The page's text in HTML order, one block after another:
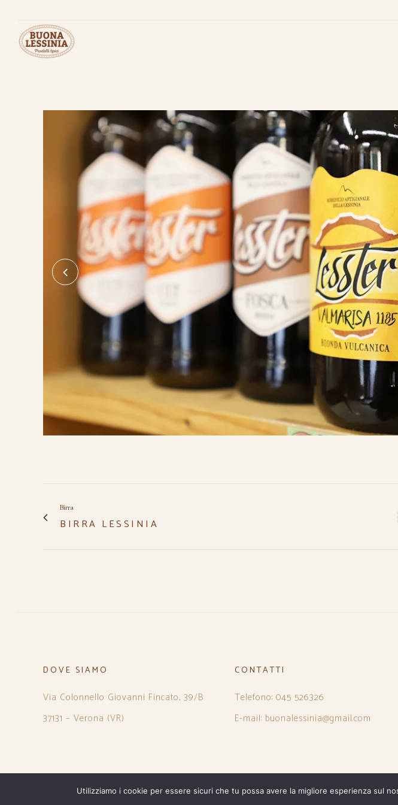
Birra
BIRRA LESSINIA
DOVE SIAMO
Via Colonnello Giovanni Fincato, 39/B
37131 – Verona (VR)
CONTATTI
Telefono: 045 526326
E-mail: buonalessinia@gmail.com
Utilizziamo i cookie per essere sicuri che tu possa avere la migliore esperienza sul